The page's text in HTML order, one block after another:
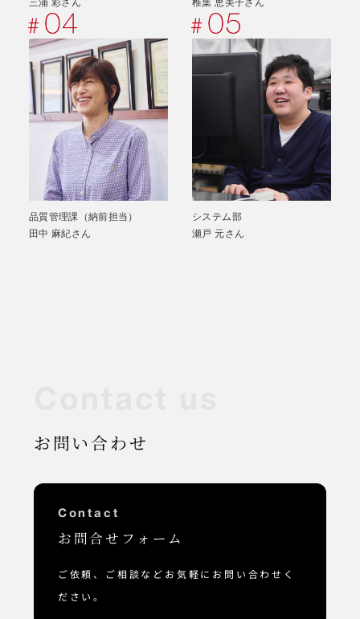
品質管理課（納前担当）
田中 麻紀さん
システム部
瀬戸 元さん
お問い合わせ
Contact
お問合せフォーム
ご依頼、ご相談などお気軽にお問い合わせく
ださい。